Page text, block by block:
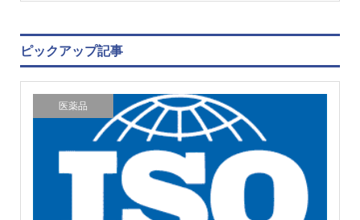
ピックアップ記事
医薬品